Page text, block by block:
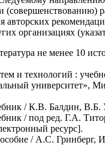
авторских
организациях
не менее 10
и технологий :
университет»,
/ К.В. Балдин, В.Б.
/ под ред. Г.А.
ресурс].
/ А.С.